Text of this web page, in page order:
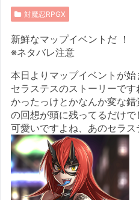
対魔忍RPGX
新鮮なマップイベントだ ！
※ネタバレ注意
本日よりマップイベントが始
セラステスのストーリーで
かったっけとかなんか変な
の回想が頭に残ってるだけで
可愛いですよね、あのセラス